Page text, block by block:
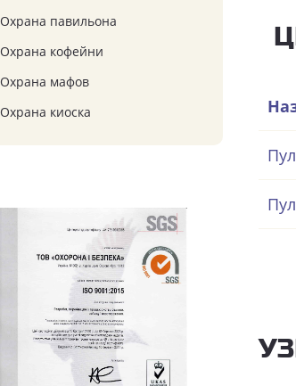
Охрана павильона
Охрана кофейни
Охрана мафов
Охрана киоска